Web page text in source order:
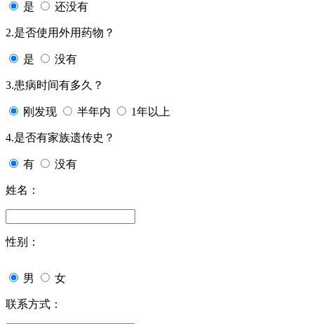
是 还没有
2.是否使用外用药物？
是 没有
3.患病时间有多久？
刚发现 半年内 1年以上
4.是否有家族遗传史？
有 没有
姓名：
性别：
男 女
联系方式：